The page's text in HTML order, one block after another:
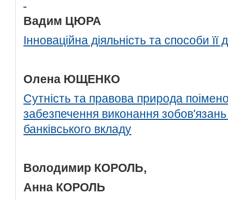
Вадим ЦЮРА
Інноваційна діяльність та способи
Олена ЮЩЕНКО
Сутність та правова природа
забезпечення виконання
банківського вкладу
Володимир КОРОЛЬ,
Анна КОРОЛЬ